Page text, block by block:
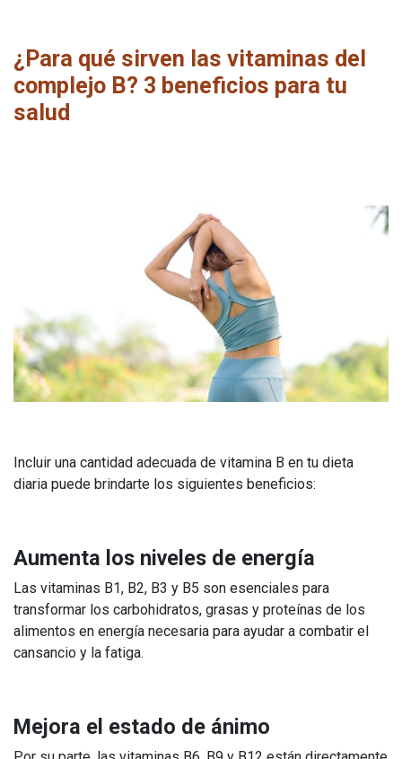
¿Para qué sirven las vitaminas del
complejo B? 3 beneficios para tu
salud
Incluir una cantidad adecuada de vitamina B en tu dieta
diaria puede brindarte los siguientes beneficios:
Aumenta los niveles de energía
Las vitaminas B1, B2, B3 y B5 son esenciales para
transformar los carbohidratos, grasas y proteínas de los
alimentos en energía necesaria para ayudar a combatir el
cansancio y la fatiga.
Mejora el estado de ánimo